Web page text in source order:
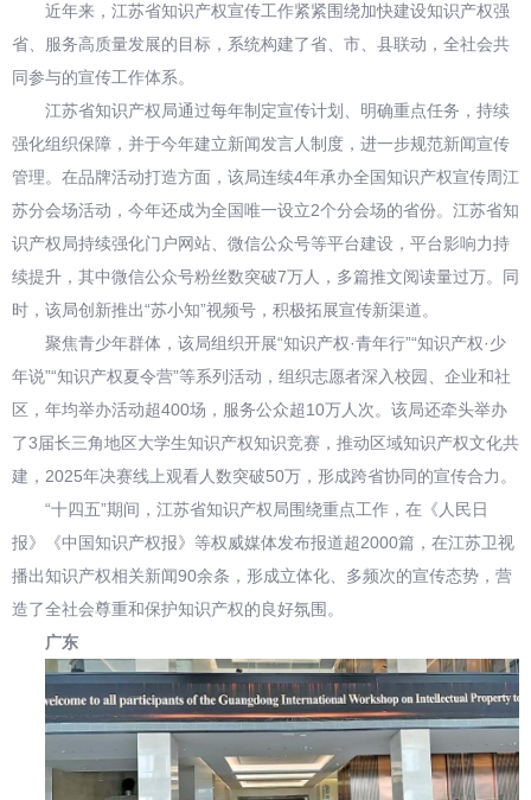
近年来，江苏省知识产权宣传工作紧紧围绕加快建设知识产权强
省、服务高质量发展的目标，系统构建了省、市、县联动，全社会共
同参与的宣传工作体系。
江苏省知识产权局通过每年制定宣传计划、明确重点任务，持续
强化组织保障，并于今年建立新闻发言人制度，进一步规范新闻宣传
管理。在品牌活动打造方面，该局连续4年承办全国知识产权宣传周江
苏分会场活动，今年还成为全国唯一设立2个分会场的省份。江苏省知
识产权局持续强化门户网站、微信公众号等平台建设，平台影响力持
续提升，其中微信公众号粉丝数突破7万人，多篇推文阅读量过万。同
时，该局创新推出“苏小知”视频号，积极拓展宣传新渠道。
聚焦青少年群体，该局组织开展“知识产权·青年行”“知识产权·少
年说”“知识产权夏令营”等系列活动，组织志愿者深入校园、企业和社
区，年均举办活动超400场，服务公众超10万人次。该局还牵头举办
了3届长三角地区大学生知识产权知识竞赛，推动区域知识产权文化共
建，2025年决赛线上观看人数突破50万，形成跨省协同的宣传合力。
“十四五”期间，江苏省知识产权局围绕重点工作，在《人民日
报》《中国知识产权报》等权威媒体发布报道超2000篇，在江苏卫视
播出知识产权相关新闻90余条，形成立体化、多频次的宣传态势，营
造了全社会尊重和保护知识产权的良好氛围。
广东